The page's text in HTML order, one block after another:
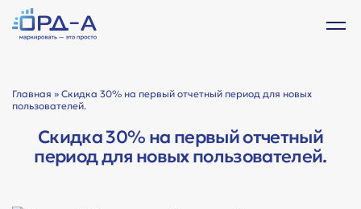
Главная » Скидка 30% на первый отчетный период для новых
пользователей.
Скидка 30% на первый отчетный
период для новых пользователей.